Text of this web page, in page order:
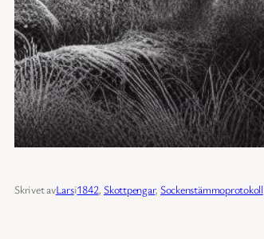
Skrivet avLarsi1842, Skottpengar, Sockenstämmoprotokoll